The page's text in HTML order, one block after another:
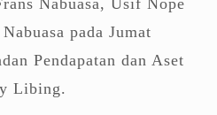
pada Jumat
Pendapatan dan Aset
Libing.